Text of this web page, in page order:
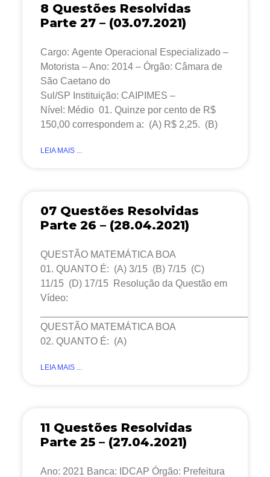
8 Questões Resolvidas
Parte 27 – (03.07.2021)
Cargo: Agente Operacional Especializado –
Motorista – Ano: 2014 – Órgão: Câmara de
São Caetano do
Sul/SP Instituição: CAIPIMES –
Nível: Médio 01. Quinze por cento de R$
150,00 correspondem a: (A) R$ 2,25. (B)
LEIA MAIS ...
07 Questões Resolvidas
Parte 26 – (28.04.2021)
QUESTÃO MATEMÁTICA BOA
01. QUANTO É: (A) 3/15 (B) 7/15 (C)
11/15 (D) 17/15 Resolução da Questão em
Vídeo:
QUESTÃO MATEMÁTICA BOA
02. QUANTO É: (A)
LEIA MAIS ...
11 Questões Resolvidas
Parte 25 – (27.04.2021)
Ano: 2021 Banca: IDCAP Órgão: Prefeitura